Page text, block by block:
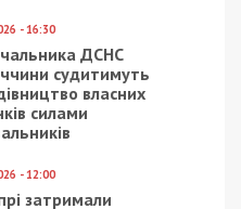
- 16:30
ДСНС
судитимуть
власних
силами
- 12:00
затримали